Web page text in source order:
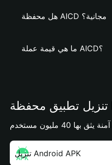
هل محفظة AICD مجانية؟
ما هي قيمة عملة AICD؟
مليون مستخدم
تنزيل Android APK